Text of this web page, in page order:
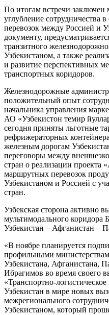
По итогам встречи
углубление сотрудничества
перевозок между Россией и
документу,
транзитного
Узбекистаном, а также
и развитие перспективных
транспортных коридоров.
Железнодорожные
положительный опыт
начальника управления
АО «Узбекистон темир
сегодня приняты льготные
рефрижераторных
железным дорогам
переговоры между
стран о реализации проекта
маршрутных перевозок
Узбекистаном и Россией с
стран.
Узбекская сторона активно
мультимодального коридора
Узбекистан – Афганистан –
«В ноябре планируется
профильными
Узбекистана, Афганистана,
Ибрагимов во время своего
«Транспортно-
Узбекистан в мире новых
межрегионального
Узбекистаном, который